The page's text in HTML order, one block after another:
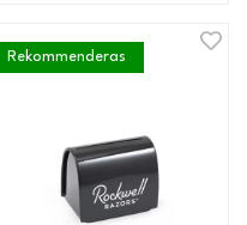
Rekommenderas